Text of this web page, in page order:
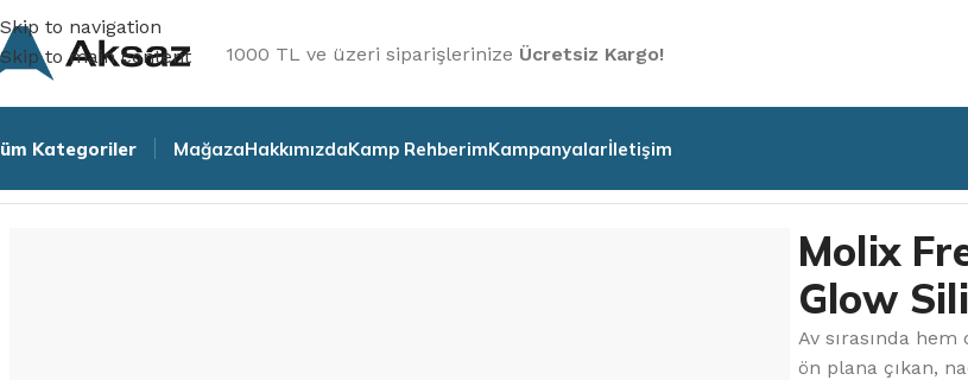
Skip to navigation
Skip to main content
1000 TL ve üzeri siparişlerinize Ücretsiz Kargo!
Kategoriler MağazaHakkımızdaKamp RehberimKampanyalarİletişim
Molix Freaky Rock 2″ 8 Pcs Solid
Molix
Glow
Av sırasında
ön plana çıkan,